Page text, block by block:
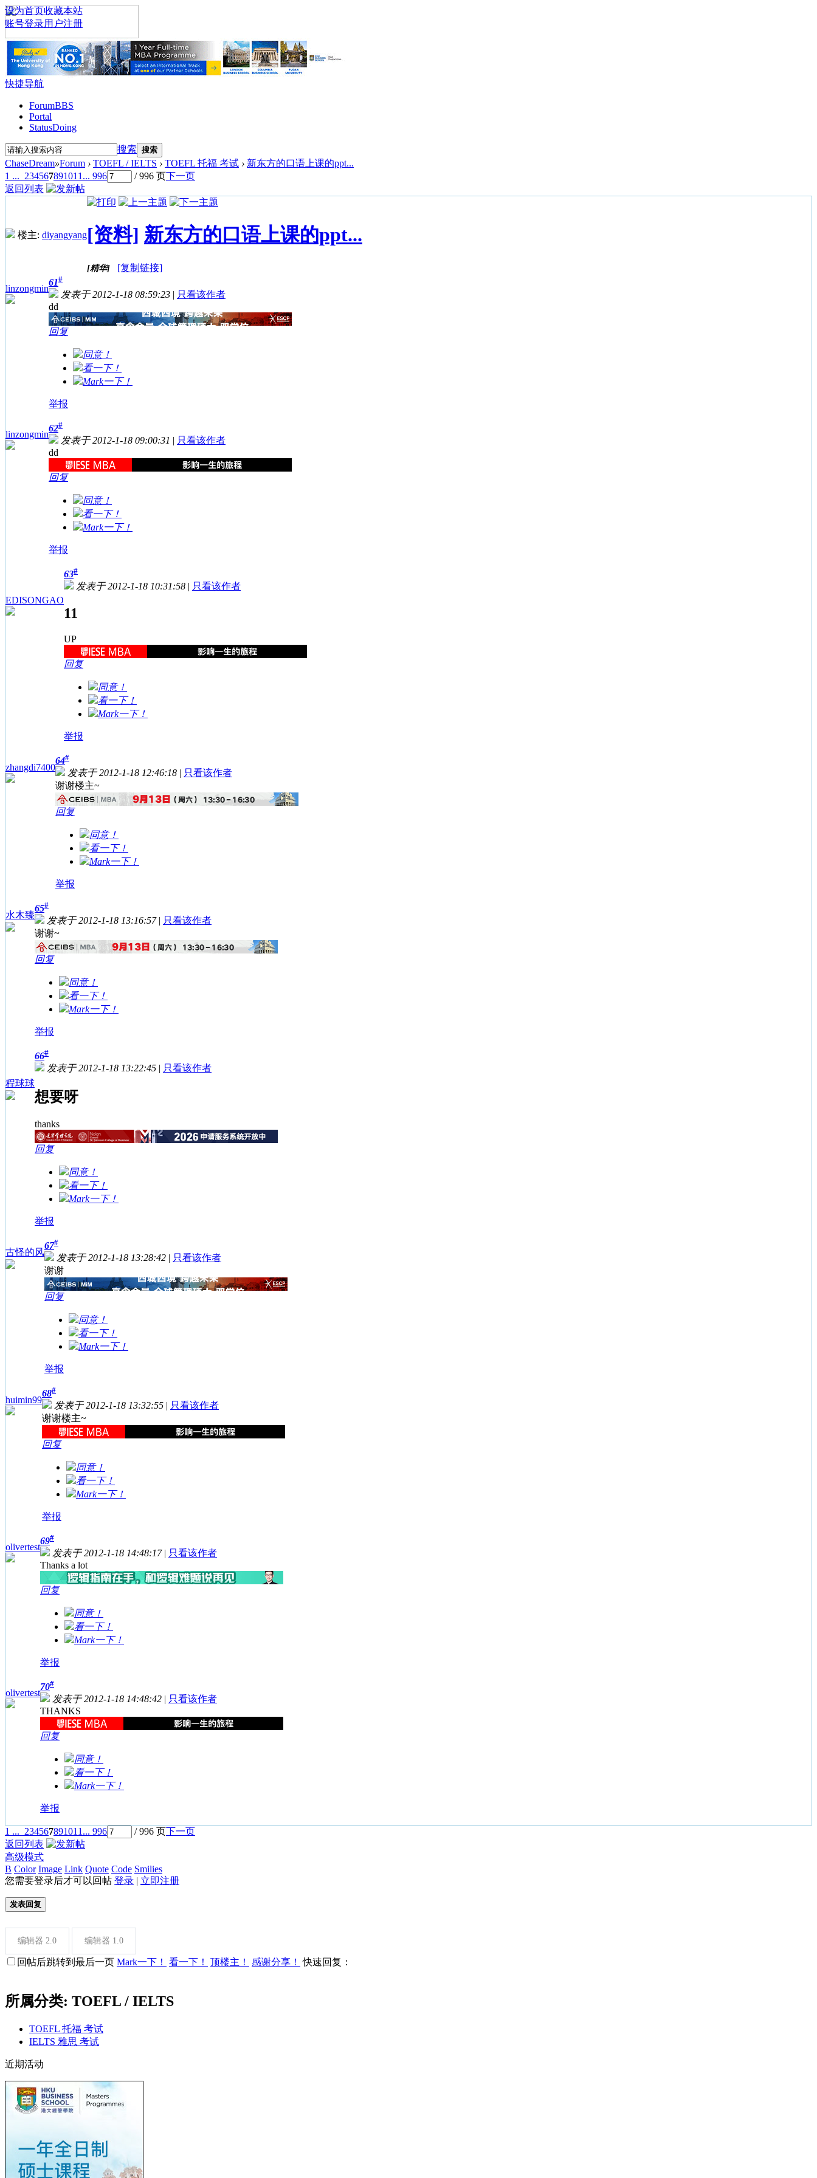
设为首页收藏本站
账号登录用户注册
快捷导航
ForumBBS
Portal
StatusDoing
搜索 搜索
ChaseDream»Forum › TOEFL / IELTS › TOEFL 托福 考试 › 新东方的口语上课的ppt...
1 ... 234567891011 ... 996 / 996 页下一页
返回列表
楼主: diyangyang[资料] 新东方的口语上课的ppt...
[精华] [复制链接]
linzongmin
61#
发表于 2012-1-18 08:59:23 | 只看该作者
dd
回复
同意！
看一下！
Mark一下！
举报
linzongmin
62#
发表于 2012-1-18 09:00:31 | 只看该作者
dd
回复
同意！
看一下！
Mark一下！
举报
EDISONGAO
63#
发表于 2012-1-18 10:31:58 | 只看该作者
11
UP
回复
同意！
看一下！
Mark一下！
举报
zhangdi7400
64#
发表于 2012-1-18 12:46:18 | 只看该作者
谢谢楼主~
回复
同意！
看一下！
Mark一下！
举报
水木臻
65#
发表于 2012-1-18 13:16:57 | 只看该作者
谢谢~
回复
同意！
看一下！
Mark一下！
举报
程球球
66#
发表于 2012-1-18 13:22:45 | 只看该作者
想要呀
thanks
回复
同意！
看一下！
Mark一下！
举报
古怪的风
67#
发表于 2012-1-18 13:28:42 | 只看该作者
谢谢
回复
同意！
看一下！
Mark一下！
举报
huimin99
68#
发表于 2012-1-18 13:32:55 | 只看该作者
谢谢楼主~
回复
同意！
看一下！
Mark一下！
举报
olivertest
69#
发表于 2012-1-18 14:48:17 | 只看该作者
Thanks a lot
回复
同意！
看一下！
Mark一下！
举报
olivertest
70#
发表于 2012-1-18 14:48:42 | 只看该作者
THANKS
回复
同意！
看一下！
Mark一下！
举报
1 ... 234567891011 ... 996 / 996 页下一页
返回列表
高级模式
B Color Image Link Quote Code Smilies
您需要登录后才可以回帖 登录 | 立即注册
发表回复
编辑器 2.0 编辑器 1.0
回帖后跳转到最后一页 Mark一下！ 看一下！ 顶楼主！ 感谢分享！ 快速回复：
所属分类: TOEFL / IELTS
TOEFL 托福 考试
IELTS 雅思 考试
近期活动